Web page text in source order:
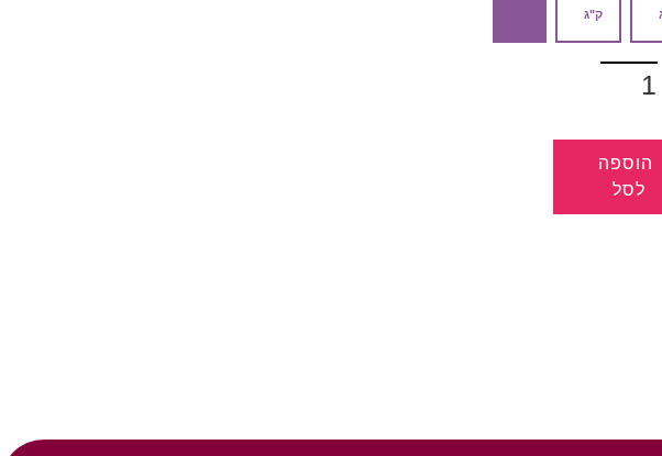
ק"ג
כמות
הוספה
לסל
למוצר